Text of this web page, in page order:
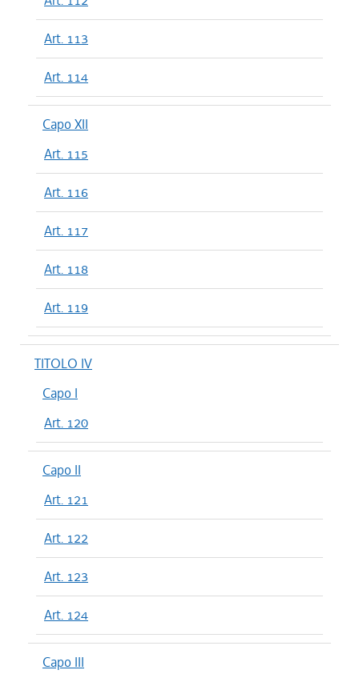
Art. 113
Art. 114
Capo XII
Art. 115
Art. 116
Art. 117
Art. 118
Art. 119
TITOLO IV
Capo I
Art. 120
Capo II
Art. 121
Art. 122
Art. 123
Art. 124
Capo III